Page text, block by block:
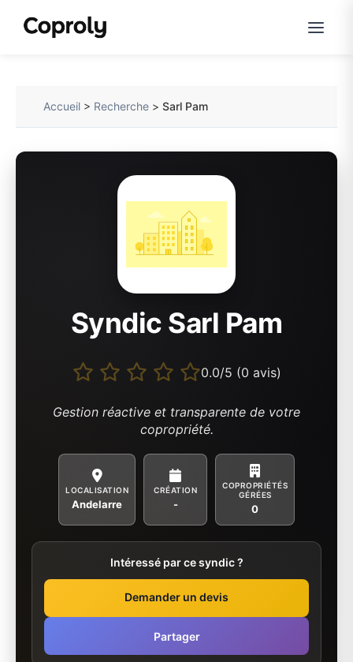
Accueil > Recherche >Sarl Pam
Syndic Sarl Pam
0.0/5 (0 avis)
Gestion réactive et transparente de votre
copropriété.
LOCALISATION
Andelarre
CRÉATION
-
COPROPRIÉTÉS
GÉRÉES
0
Intéressé par ce syndic ?
Demander un devis
Partager